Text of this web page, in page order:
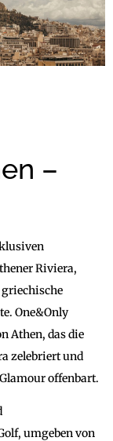
–
Riviera,
One&Only
Athen, das die
zelebriert und
offenbart.
umgeben von